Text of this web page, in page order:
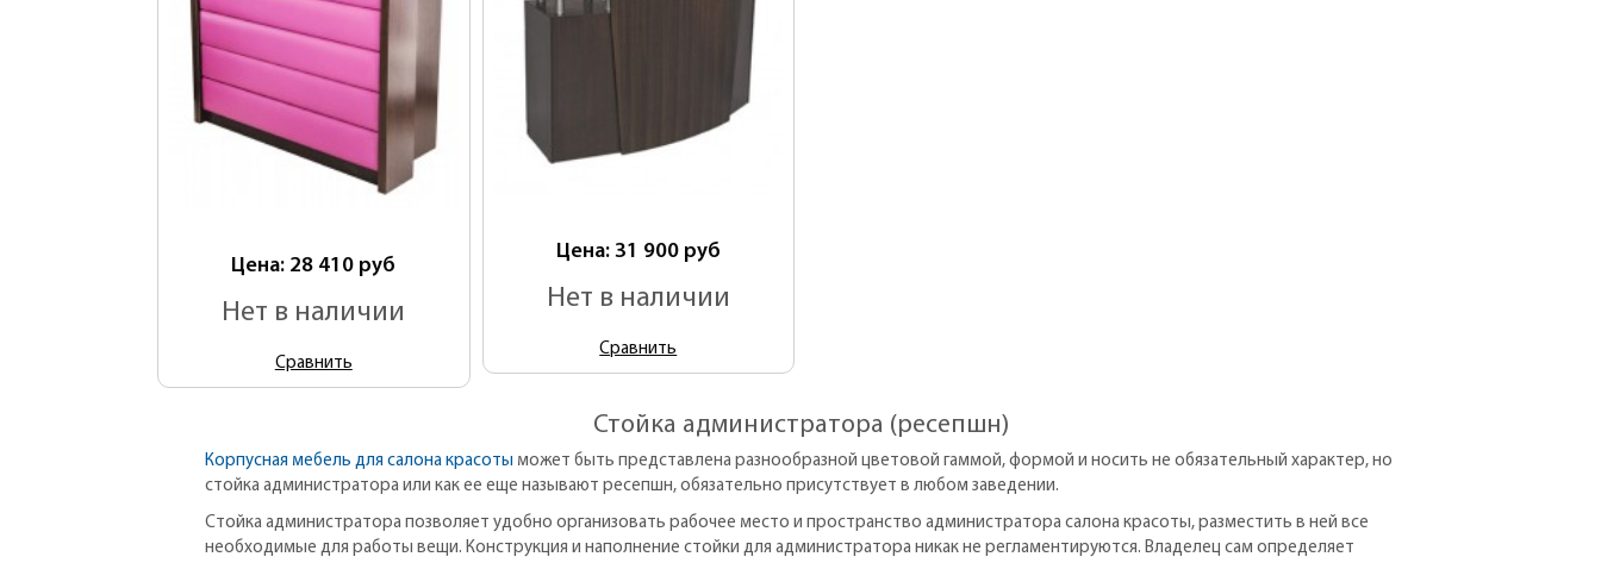
Цена: 28 410 руб
Нет в наличии
Сравнить
Цена: 31 900 руб
Нет в наличии
Сравнить
Стойка администратора (ресепшн)
Корпусная мебель для салона красоты может быть представлена разнообразной цветовой гаммой, формой и носить не обязательный характер, но
стойка администратора или как ее еще называют ресепшн, обязательно присутствует в любом заведении.
Стойка администратора позволяет удобно организовать рабочее место и пространство администратора салона красоты, разместить в ней все
необходимые для работы вещи. Конструкция и наполнение стойки для администратора никак не регламентируются. Владелец сам определяет